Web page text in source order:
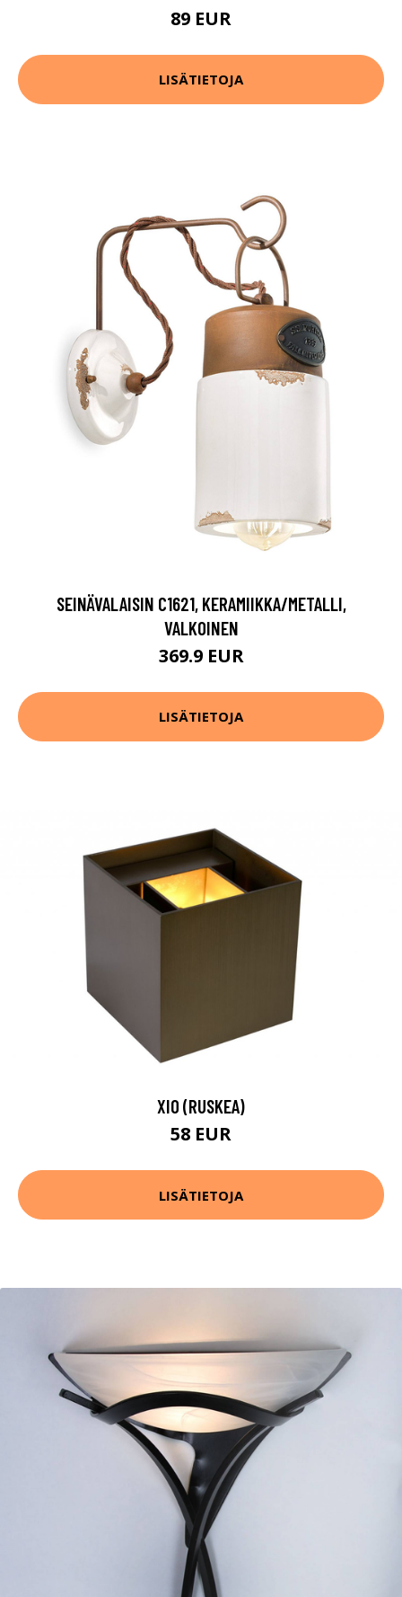
89 EUR
LISÄTIETOJA
SEINÄVALAISIN C1621, KERAMIIKKA/METALLI,
VALKOINEN
369.9 EUR
LISÄTIETOJA
XIO (RUSKEA)
58 EUR
LISÄTIETOJA